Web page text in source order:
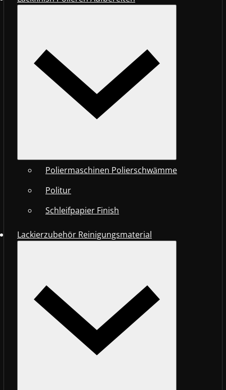
Poliermaschinen Polierschwämme
Politur
Schleifpapier Finish
Lackierzubehör Reinigungsmaterial